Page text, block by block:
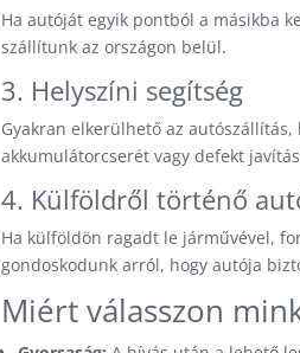
Ha autóját egyik pontból a másikba
szállítunk az országon belül.
3. Helyszíni segítség
Gyakran elkerülhető az
akkumulátorcserét vagy defekt
4. Külföldről történő
Ha külföldön ragadt le járművével,
gondoskodunk arról, hogy autója
Miért válasszon